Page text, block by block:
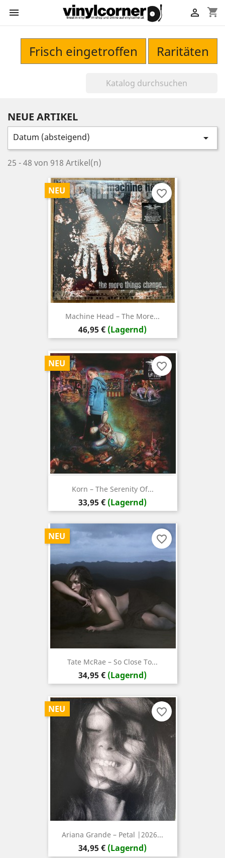
 shopping_cart

Frisch eingetroffen Raritäten
NEUE ARTIKEL
Datum (absteigend) 
25 - 48 von 918 Artikel(n)
Machine Head – The More...
Preis
46,95 € (Lagernd)
NEU favorite_border
Korn – The Serenity Of...
Preis
33,95 € (Lagernd)
NEU favorite_border
Tate McRae – So Close To...
Preis
34,95 € (Lagernd)
NEU favorite_border
Ariana Grande – Petal |2026...
Preis
34,95 € (Lagernd)
NEU favorite_border